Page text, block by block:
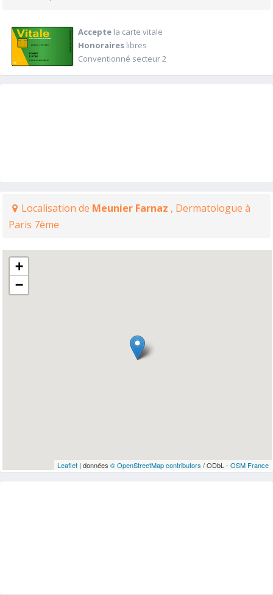
Acceptela carte vitale
Honoraireslibres
Conventionné secteur 2
Localisation de Meunier Farnaz , Dermatologue à
Paris 7ème
+
−
Leaflet| données © OpenStreetMap contributors / ODbL - OSM France